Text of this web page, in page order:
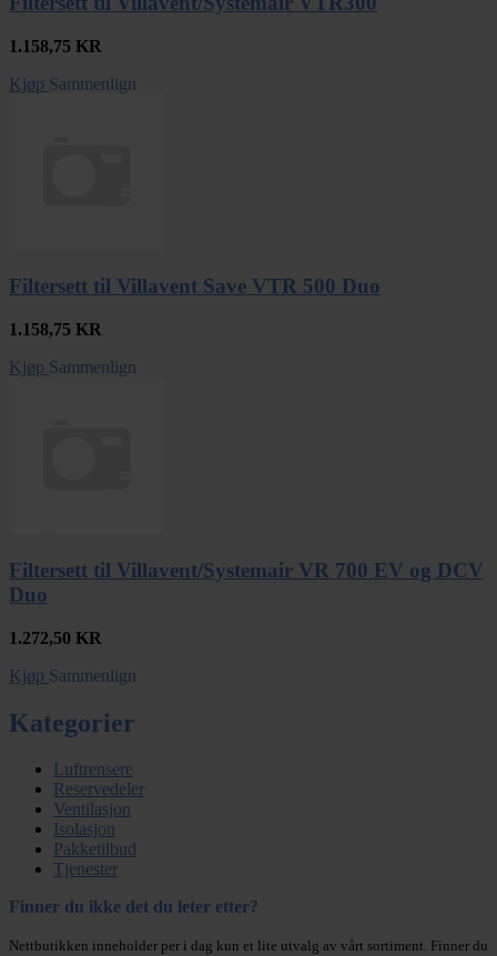
1.158,75 KR
Kjøp Sammenlign
Filtersett til Villavent Save VTR 500 Duo
1.158,75 KR
Kjøp Sammenlign
Filtersett til Villavent/Systemair VR 700 EV og DCV
Duo
1.272,50 KR
Kjøp Sammenlign
Kategorier
Luftrensere
Reservedeler
Ventilasjon
Isolasjon
Pakketilbud
Tjenester
Finner du ikke det du leter etter?
Nettbutikken inneholder per i dag kun et lite utvalg av vårt sortiment. Finner du